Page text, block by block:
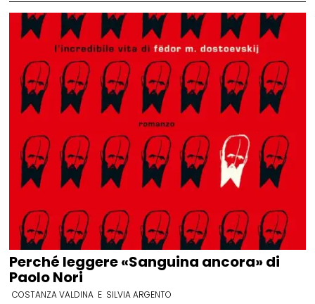
Perché leggere «Sanguina ancora» di
Paolo Nori
COSTANZA VALDINA E SILVIA ARGENTO